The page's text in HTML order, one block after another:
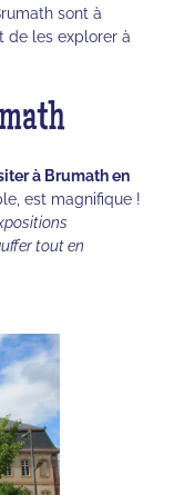
sont à
de les explorer à
à Brumath en
est magnifique !
tout en